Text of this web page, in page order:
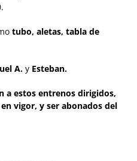
tubo, aletas, tabla de
A. y Esteban.
a estos entrenos dirigidos,
vigor, y ser abonados del